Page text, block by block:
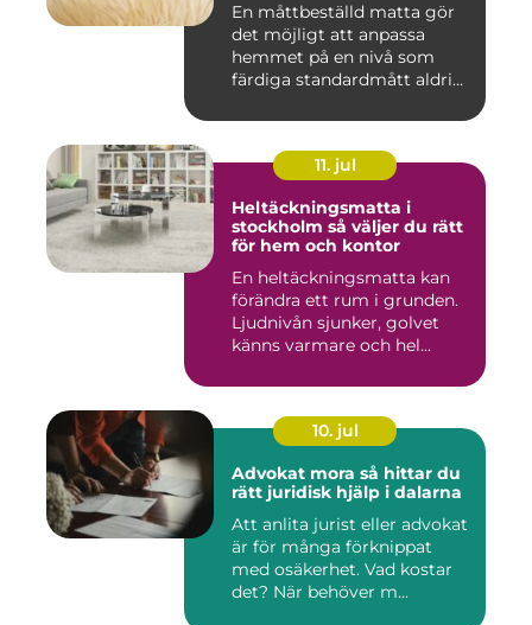
En måttbeställd matta gör
det möjligt att anpassa
hemmet på en nivå som
färdiga standardmått aldrig
11. jul
Heltäckningsmatta i
stockholm så väljer du rätt
för hem och kontor
En heltäckningsmatta kan
förändra ett rum i grunden.
Ljudnivån sjunker, golvet
känns varmare och hel...
10. jul
Advokat mora så hittar du
rätt juridisk hjälp i dalarna
Att anlita jurist eller advokat
är för många förknippat
med osäkerhet. Vad kostar
det? När behöver m...